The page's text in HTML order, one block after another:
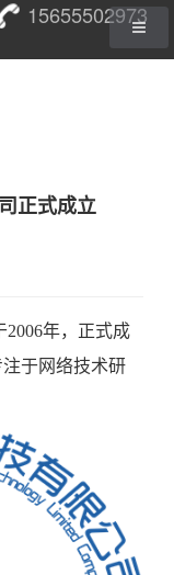
15655502973
正式成立
年，正式成
注于网络技术研